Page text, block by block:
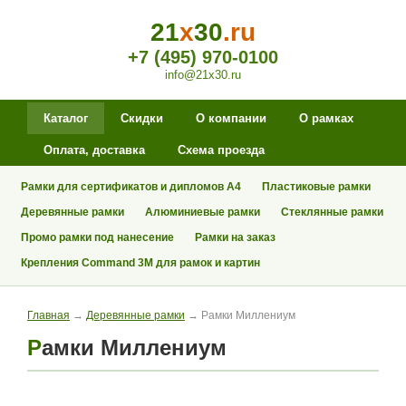
21x30.ru
+7 (495) 970-0100
info@21x30.ru
Каталог Скидки О компании О рамках
Оплата, доставка Схема проезда
Рамки для сертификатов и дипломов А4
Пластиковые рамки
Деревянные рамки
Алюминиевые рамки
Стеклянные рамки
Промо рамки под нанесение
Рамки на заказ
Крепления Command 3M для рамок и картин
Главная → Деревянные рамки → Рамки Миллениум
Рамки Миллениум